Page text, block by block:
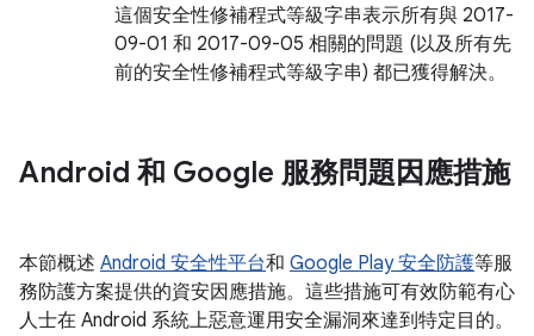
這個安全性修補程式等級字串表示所有與 2017-
09-01 和 2017-09-05 相關的問題 (以及所有先
前的安全性修補程式等級字串) 都已獲得解決。
Android 和 Google 服務問題因應措施
本節概述 Android 安全性平台和 Google Play 安全防護等服
務防護方案提供的資安因應措施。這些措施可有效防範有心
人士在 Android 系統上惡意運用安全漏洞來達到特定目的。